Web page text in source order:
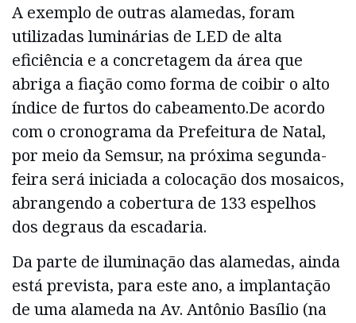
A exemplo de outras alamedas, foram
utilizadas luminárias de LED de alta
eficiência e a concretagem da área que
abriga a fiação como forma de coibir o alto
índice de furtos do cabeamento.De acordo
com o cronograma da Prefeitura de Natal,
por meio da Semsur, na próxima segunda-
feira será iniciada a colocação dos mosaicos,
abrangendo a cobertura de 133 espelhos
dos degraus da escadaria.
Da parte de iluminação das alamedas, ainda
está prevista, para este ano, a implantação
de uma alameda na Av. Antônio Basílio (na